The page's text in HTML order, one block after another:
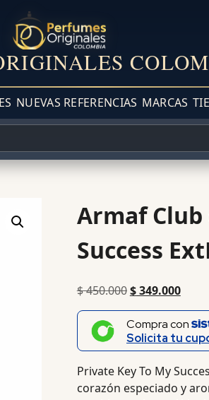
NUEVAS REFERENCIAS MARCAS
Armaf
Success
$450.000$349.000
Compra con
Solicita tu
Private Key To My
corazón especiado y